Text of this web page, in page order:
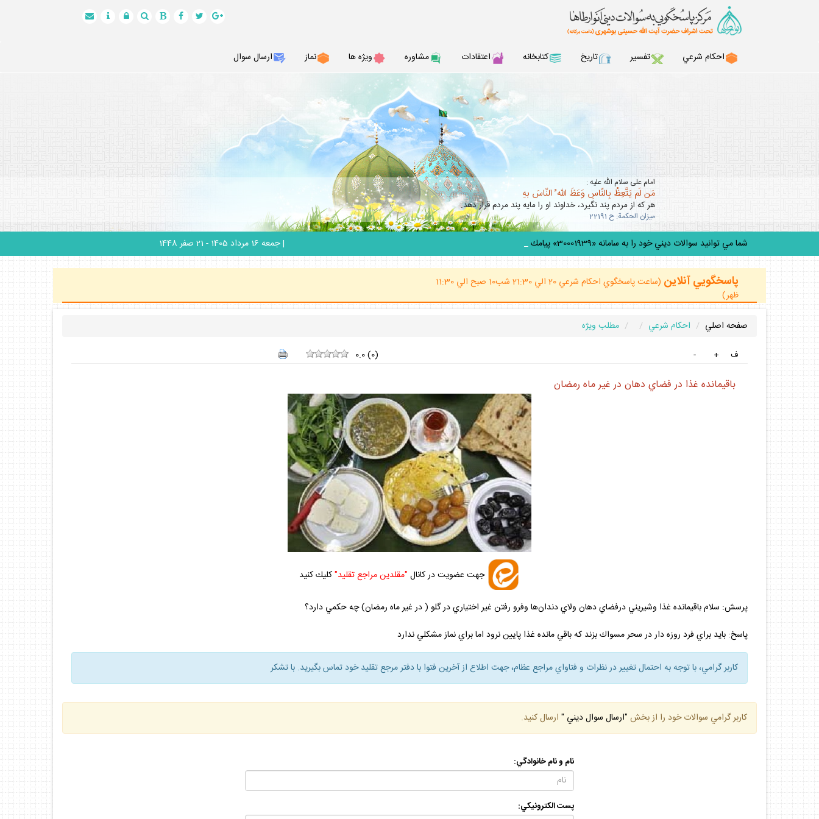
احكام شرعي تفسير تاريخ كتابخانه اعتقادات مشاوره ويژه ها نماز ارسال سوال
امام على سلام الله عليه :
مَن لَم يَتَّعِظْ بِالنّاسِ وَعَظَ اللّه ُ النّاسَ بهِ
هر كه از مردم پند نگيرد، خداوند او را مايه پند مردم قرار دهد.
ميزان الحكمة: ح 22191
شما مي توانيد سوالات ديني خود را به سامانه «30001939» پيامك كنيد. | جمعه 16 مرداد 1405 - 21 صفر 1448
پاسخگويي آنلاين
(ساعت پاسخگوي احكام شرعي 20 الي 21:30 شب10 صبح الي 11:30
ظهر)
صفحه اصلي احكام شرعي
مطلب ويژه
ف
+
-
0.0(0)
باقيمانده غذا در فضاي دهان در غير ماه رمضان
جهت عضويت در كانال "مقلدين مراجع تقليد"كليك كنيد
پرسش: سلام باقيمانده غذا وشيريني درفضاي دهان ولاي دندان‌ها وفرو رفتن غير اختياري در گلو ( در غير ماه رمضان) چه حكمي دارد؟
پاسخ: بايد براي فرد روزه دار در سحر مسواك بزند كه باقي مانده غذا پايين نرود اما براي نماز مشكلي ندارد
كاربر گرامي، با توجه به احتمال تغيير در نظرات و فتاواي مراجع عظام، جهت اطلاع از آخرين فتوا با دفتر مرجع تقليد خود تماس بگيريد. با تشكر
كاربر گرامي سوالات خود را از بخش "ارسال سوال ديني " ارسال كنيد.
نام و نام خانوادگي:
پست الكترونيكي: